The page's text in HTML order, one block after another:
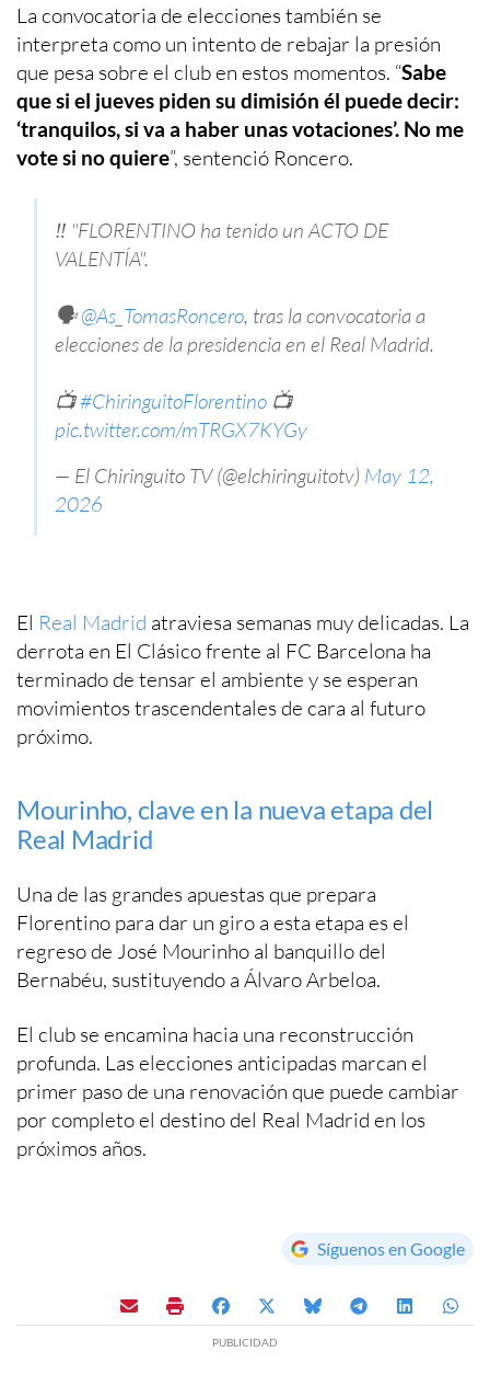
La convocatoria de elecciones también se
interpreta como un intento de rebajar la presión
que pesa sobre el club en estos momentos. “Sabe
que si el jueves piden su dimisión él puede decir:
‘tranquilos, si va a haber unas votaciones’. No me
vote si no quiere”, sentenció Roncero.
‼️ "FLORENTINO ha tenido un ACTO DE
VALENTÍA".
🗣️@As_TomasRoncero, tras la convocatoria a
elecciones de la presidencia en el Real Madrid.
📺#ChiringuitoFlorentino 📺
pic.twitter.com/mTRGX7KYGy
— El Chiringuito TV (@elchiringuitotv) May 12,
2026
El Real Madrid atraviesa semanas muy delicadas. La
derrota en El Clásico frente al FC Barcelona ha
terminado de tensar el ambiente y se esperan
movimientos trascendentales de cara al futuro
próximo.
Mourinho, clave en la nueva etapa del
Real Madrid
Una de las grandes apuestas que prepara
Florentino para dar un giro a esta etapa es el
regreso de José Mourinho al banquillo del
Bernabéu, sustituyendo a Álvaro Arbeloa.
El club se encamina hacia una reconstrucción
profunda. Las elecciones anticipadas marcan el
primer paso de una renovación que puede cambiar
por completo el destino del Real Madrid en los
próximos años.
Síguenos en Google